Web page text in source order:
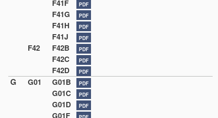
F41F PDF
F41G PDF
F41H PDF
F41J PDF
F42 F42B PDF
F42C PDF
F42D PDF
G G01 G01B PDF
G01C PDF
G01D PDF
G01F